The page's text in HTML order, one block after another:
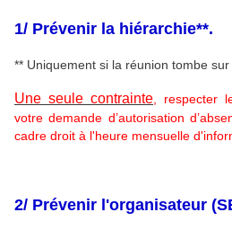
1/ Prévenir la hiérarchie**.
** Uniquement si la réunion tombe
Une seule contrainte , respecter
votre demande d’autorisation
cadre droit à l'heure mensuelle
2/ Prévenir l'organisateur